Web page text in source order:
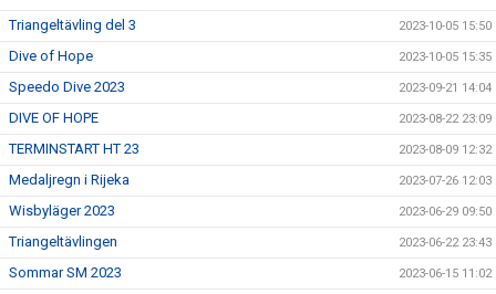
Triangeltävling del 3 2023-10-05 15:50
Dive of Hope 2023-10-05 15:35
Speedo Dive 2023 2023-09-21 14:04
DIVE OF HOPE 2023-08-22 23:09
TERMINSTART HT 23 2023-08-09 12:32
Medaljregn i Rijeka 2023-07-26 12:03
Wisbyläger 2023 2023-06-29 09:50
Triangeltävlingen 2023-06-22 23:43
Sommar SM 2023 2023-06-15 11:02